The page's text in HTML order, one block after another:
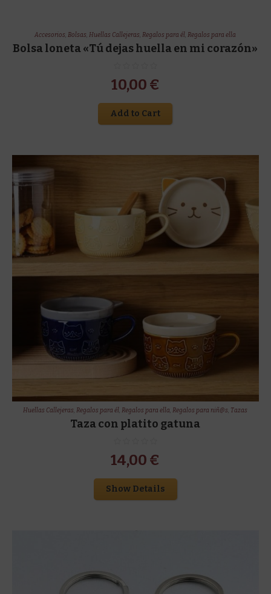
Accesorios,Bolsas,Huellas Callejeras,Regalos para él,Regalos para ella
Bolsa loneta «Tú dejas huella en mi corazón»
10,00 €
Add to Cart
Huellas Callejeras,Regalos para él,Regalos para ella,Regalos para niñ@s, Tazas
Taza con platito gatuna
14,00 €
Show Details